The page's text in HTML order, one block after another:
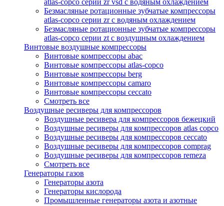
atlas-copco серии zr vsd с водяным охлаждением
Безмасляные ротационные зубчатые компрессоры
atlas-copco серии zr с водяным охлаждением
Безмасляные ротационные зубчатые компрессоры
atlas-copco серии zt с воздушным охлаждением
Винтовые воздушные компрессоры
Винтовые компрессоры abac
Винтовые компрессоры atlas-copco
Винтовые компрессоры berg
Винтовые компрессоры camaro
Винтовые компрессоры ceccato
Смотреть все
Воздушные ресиверы для компрессоров
Воздушные ресивера для компрессоров бежецкий
Воздушные ресиверы для компрессоров atlas copco
Воздушные ресиверы для компрессоров ceccato
Воздушные ресиверы для компрессоров comprag
Воздушные ресиверы для компрессоров remeza
Смотреть все
Генераторы газов
Генераторы азота
Генераторы кислорода
Промышленные генераторы азота и азотные